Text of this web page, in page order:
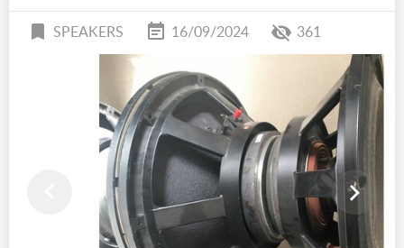
SPEAKERS 16/09/2024 361